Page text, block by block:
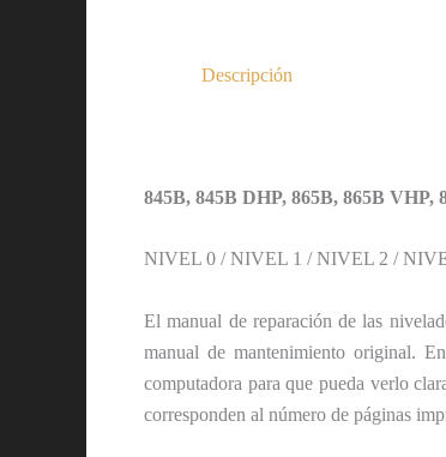
Descripción
845B, 845B DHP, 865B, 865B VHP,
NIVEL 0 / NIVEL 1 / NIVEL 2 /
El manual de reparación de las
manual de mantenimiento original.
computadora para que pueda verlo
corresponden al número de páginas